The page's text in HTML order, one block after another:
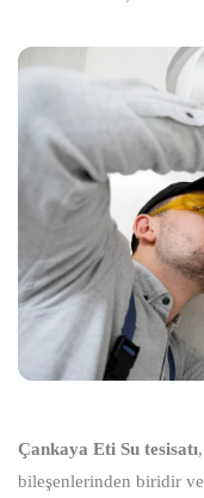
Çankaya Eti Su tesisatı
bileşenlerinden biridir ve